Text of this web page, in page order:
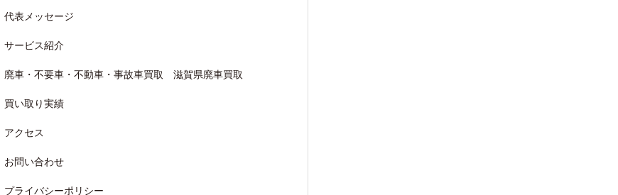
代表メッセージ
サービス紹介
廃車・不要車・不動車・事故車買取 滋賀県廃車買取
買い取り実績
アクセス
お問い合わせ
プライバシーポリシー